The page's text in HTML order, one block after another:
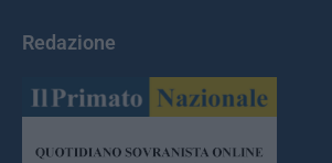
Redazione